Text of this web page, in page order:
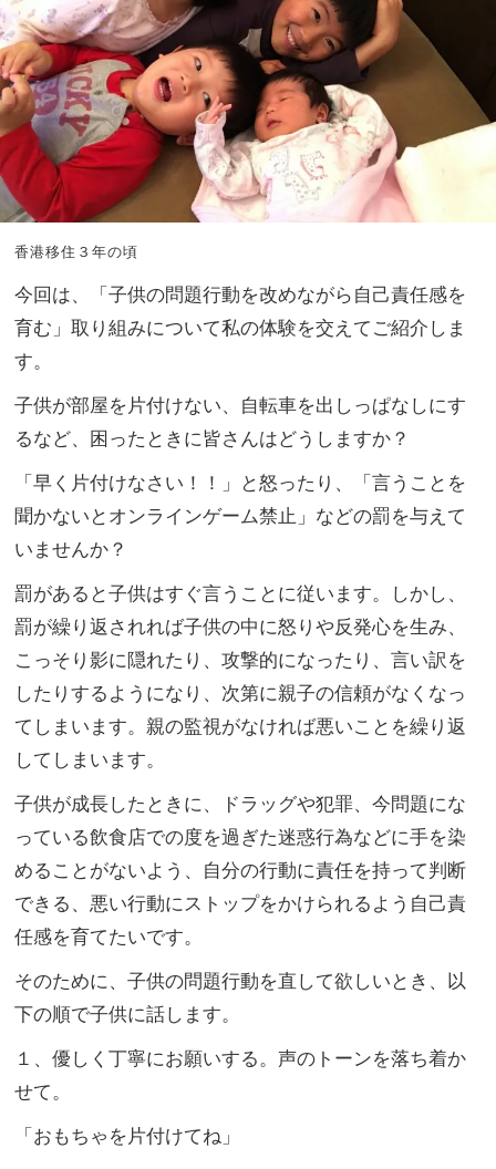
香港移住３年の頃
今回は、「子供の問題行動を改めながら自己責任感を
育む」 取り組みについて私の体験を交えてご紹介しま
す。
子供が部屋を片付けない、自転車を出しっぱなしにす
るなど、 困ったときに皆さんはどうしますか？
「早く片付けなさい！！」と怒ったり、「言うことを
聞かないとオンラインゲーム禁止」 などの罰を与えて
いませんか？
罰があると子供はすぐ言うことに従います。しかし、
罰が繰り返されれば子供の中に怒りや反発心を生み、
こっそり影に隠れたり、攻撃的になったり、 言い訳を
したりするようになり、 次第に親子の信頼がなくなっ
てしまいます。 親の監視がなければ悪いことを繰り返
してしまいます。
子供が成長したときに、ドラッグや犯罪、 今問題にな
っている飲食店での度を過ぎた迷惑行為などに手を染
めることがないよう、自分の行動に責任を持って判断
できる、 悪い行動にストップをかけられるよう自己責
任感を育てたいです。
そのために、子供の問題行動を直して欲しいとき、 以
下の順で子供に話します。
１、優しく丁寧にお願いする。声のトーンを落ち着か
せて。
「おもちゃを片付けてね」